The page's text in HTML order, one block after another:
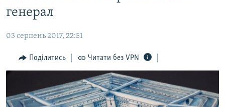
основної
Перейти
пошуку
ПОГЛЯД
ІНТЕРВ'Ю
СПЕЦПРОЕКТИ
генерал
03 серпень 2017, 22:51
Поділитись Читати без VPN